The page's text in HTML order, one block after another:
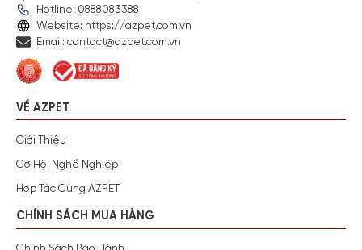
Hotline: 0888083388
Website: https://azpet.com.vn
Email: contact@azpet.com.vn
VỀ AZPET
Giới Thiệu
Cơ Hội Nghề Nghiệp
Hợp Tác Cùng AZPET
CHÍNH SÁCH MUA HÀNG